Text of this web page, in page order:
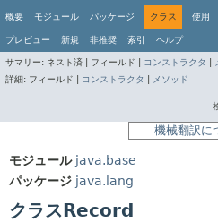
概要 モジュール パッケージ クラス 使用
プレビュー 新規 非推奨 索引 ヘルプ
サマリー: ネスト済 | フィールド | コンストラクタ
詳細: フィールド | コンストラクタ メソッド
機械翻訳に
モジュール java.base
パッケージ java.lang
クラスRecord